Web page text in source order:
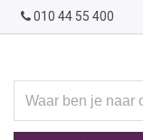
010 44 55 400
ben
je